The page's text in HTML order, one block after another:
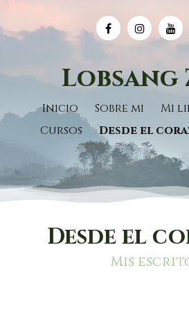
Lobsang
Inicio Sobre mi Mi
Cursos
Desde el
Desde el
Mis